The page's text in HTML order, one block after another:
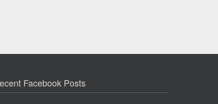
L’allotjament pot ser en habitació
Facebook Posts